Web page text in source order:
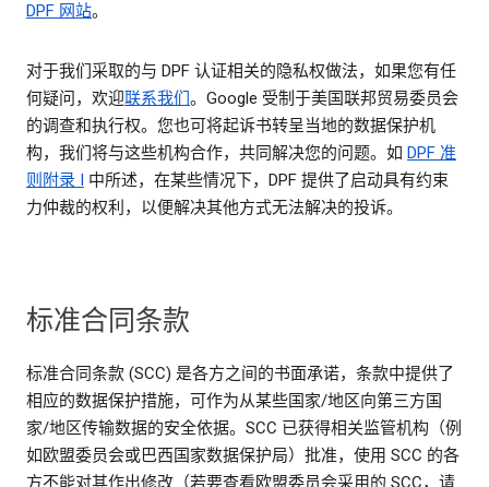
DPF 网站。
对于我们采取的与 DPF 认证相关的隐私权做法，如果您有任
何疑问，欢迎联系我们。Google 受制于美国联邦贸易委员会
的调查和执行权。您也可将起诉书转呈当地的数据保护机
构，我们将与这些机构合作，共同解决您的问题。如 DPF 准
则附录 I 中所述，在某些情况下，DPF 提供了启动具有约束
力仲裁的权利，以便解决其他方式无法解决的投诉。
标准合同条款
标准合同条款 (SCC) 是各方之间的书面承诺，条款中提供了
相应的数据保护措施，可作为从某些国家/地区向第三方国
家/地区传输数据的安全依据。SCC 已获得相关监管机构（例
如欧盟委员会或巴西国家数据保护局）批准，使用 SCC 的各
方不能对其作出修改（若要查看欧盟委员会采用的 SCC，请